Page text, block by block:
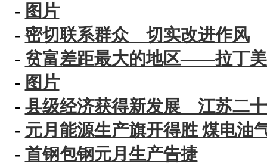
- 图片
-密切联系群众 切实改进作风
- 贫富差距最大的地区——拉丁
- 图片
- 县级经济获得新发展 江苏二
- 元月能源生产旗开得胜 煤电油
- 首钢包钢元月生产告捷